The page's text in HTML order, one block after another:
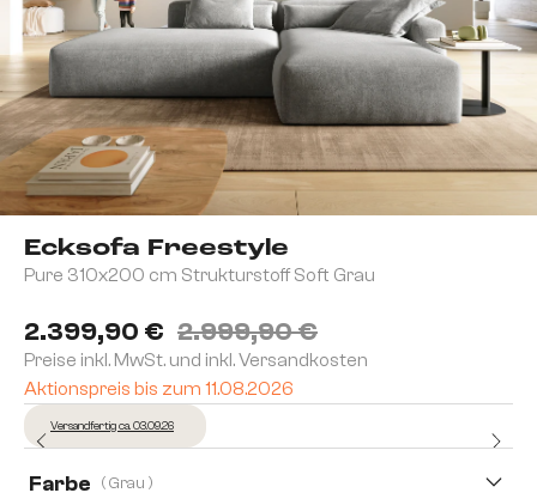
Ecksofa Freestyle
Pure 310x200 cm Strukturstoff Soft Grau
2.399,90 € 2.999,90 €
Preise inkl. MwSt. und inkl. Versandkosten
Aktionspreis bis zum 11.08.2026
Versandfertig ca. 03.09.26
Farbe ( Grau )